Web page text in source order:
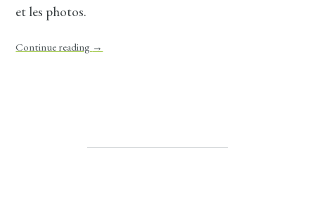
et les photos.
Continue reading →